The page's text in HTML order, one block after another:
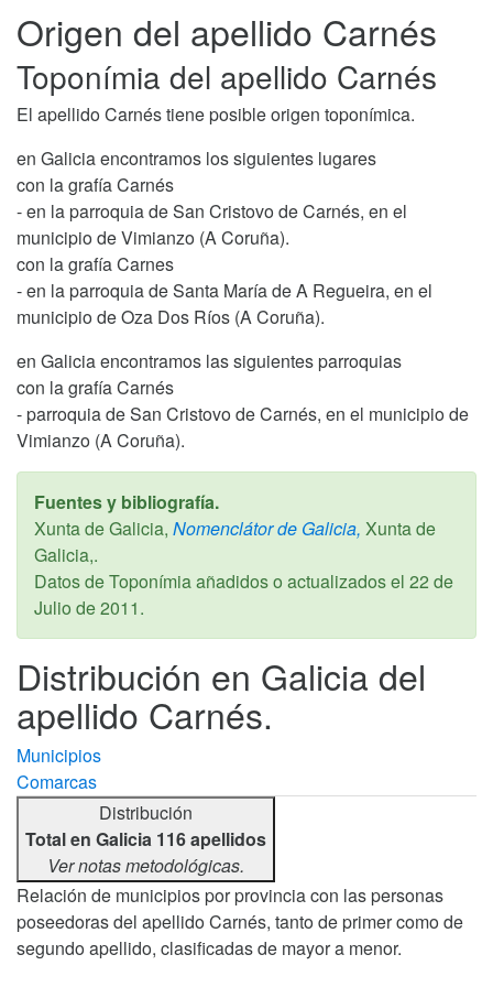
Origen del apellido Carnés
Toponímia del apellido Carnés
El apellido Carnés tiene posible origen toponímica.
en Galicia encontramos los siguientes lugares
con la grafía Carnés
- en la parroquia de San Cristovo de Carnés, en el
municipio de Vimianzo (A Coruña).
con la grafía Carnes
- en la parroquia de Santa María de A Regueira, en el
municipio de Oza Dos Ríos (A Coruña).
en Galicia encontramos las siguientes parroquias
con la grafía Carnés
- parroquia de San Cristovo de Carnés, en el municipio de
Vimianzo (A Coruña).
Fuentes y bibliografía.
Xunta de Galicia, Nomenclátor de Galicia, Xunta de
Galicia,.
Datos de Toponímia añadidos o actualizados el 22 de
Julio de 2011.
Distribución en Galicia del
apellido Carnés.
Municipios
Comarcas
Distribución
Total en Galicia 116 apellidos
Ver notas metodológicas.
Relación de municipios por provincia con las personas
poseedoras del apellido Carnés, tanto de primer como de
segundo apellido, clasificadas de mayor a menor.